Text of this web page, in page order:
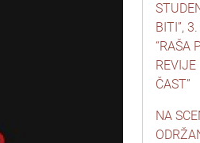
BITI”,
“RAŠA
REVIJE
ČAST”
NA